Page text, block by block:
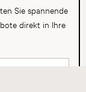
Sie spannende
direkt in Ihre